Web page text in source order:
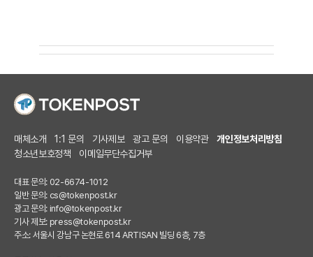
매체소개 1:1 문의 기사제보 광고 문의 이용약관
개인정보처리방침
청소년보호정책
이메일무단수집거부
대표 문의: 02-6674-1012
일반 문의: cs@tokenpost.kr
광고 문의: info@tokenpost.kr
기사 제보: press@tokenpost.kr
주소: 서울시 강남구 논현로 614 ARTISAN 빌딩 6층, 7층